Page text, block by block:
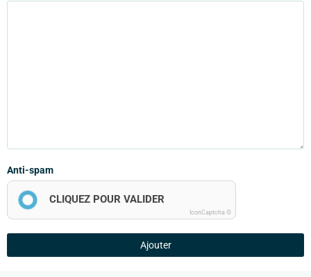
Anti-spam
CLIQUEZ POUR VALIDER
IconCaptcha ©
Ajouter